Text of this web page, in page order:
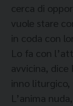
cerca di
vuole stare
in coda con
Lo fa con
avvicina, dice
inno liturgico,
L’anima